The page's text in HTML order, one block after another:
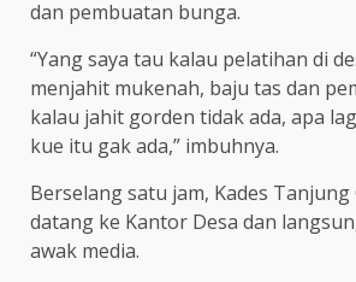
dan pembuatan bunga.
“Yang saya tau kalau pelatihan di
menjahit mukenah, baju tas dan
kalau jahit gorden tidak ada, apa
kue itu gak ada,” imbuhnya.
Berselang satu jam, Kades Tanjung
datang ke Kantor Desa dan
awak media.